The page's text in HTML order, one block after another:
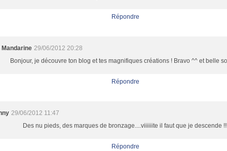
Répondre
Mandarine 29/06/2012 20:28
Bonjour, je découvre ton blog et tes magnifiques créations ! Bravo ^^ et belle
Répondre
29/06/2012 11:47
Des nu pieds, des marques de bronzage....viiiiiite il faut que je descende
Répondre